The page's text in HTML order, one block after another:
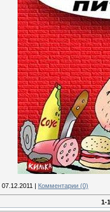
07.12.2011 Комментарии (0)
1-